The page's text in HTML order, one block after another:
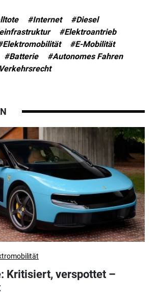
#Internet
#Diesel
#Elektroantrieb
#E-Mobilität
#Batterie
#Autonomes Fahren
Kritisiert, verspottet –